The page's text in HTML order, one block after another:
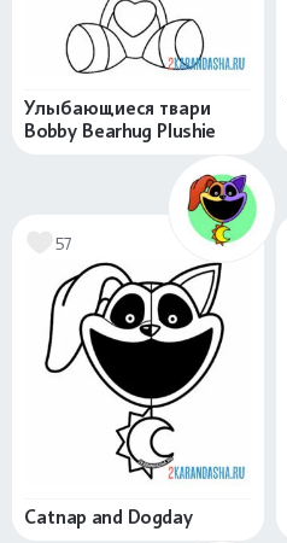
Улыбающиеся твари
Bobby Bearhug Plushie
57
Catnap and Dogday